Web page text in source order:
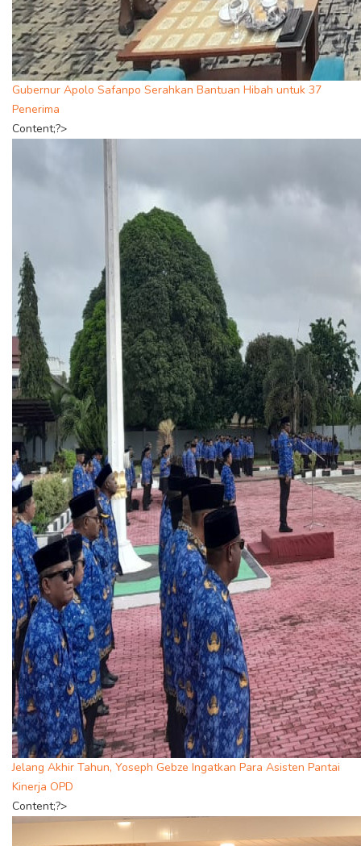
Gubernur Apolo Safanpo Serahkan Bantuan Hibah untuk 37
Penerima
Content;?>
Jelang Akhir Tahun, Yoseph Gebze Ingatkan Para Asisten Pantai
Kinerja OPD
Content;?>